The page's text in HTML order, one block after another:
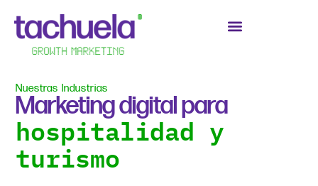
Nuestras Industrias
Marketing digital para
hospitalidad y
turismo